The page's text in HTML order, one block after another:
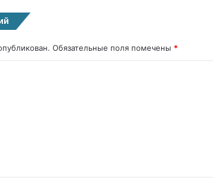
Обязательные поля помечены *